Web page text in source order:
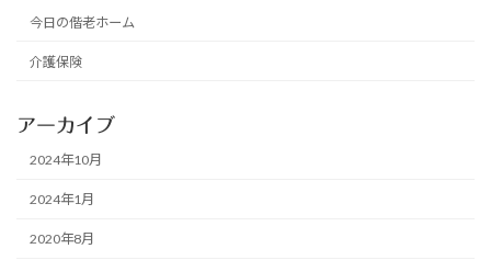
今日の偕老ホーム
介護保険
アーカイブ
2024年10月
2024年1月
2020年8月